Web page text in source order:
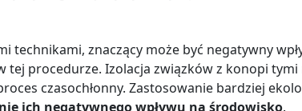
technikami, znaczący może być negatywny
tej procedurze. Izolacja związków z konopi
czasochłonny. Zastosowanie bardziej
ich negatywnego wpływu na środowisko.